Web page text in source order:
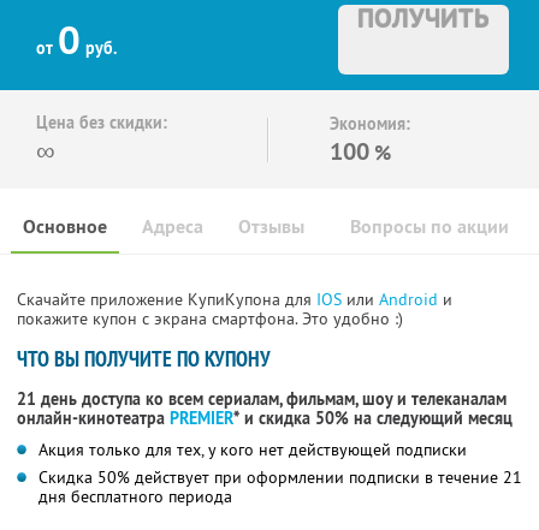
от 0 руб.
ПОЛУЧИТЬ
Цена без скидки:
∞
Экономия:
100 %
Основное Отзывы Вопросы по акции
Адреса
Скачайте приложение КупиКупона для IOS или Android и
покажите купон с экрана смартфона. Это удобно :)
ЧТО ВЫ ПОЛУЧИТЕ ПО КУПОНУ
21 день доступа ко всем сериалам, фильмам, шоу и телеканалам
онлайн-кинотеатра PREMIER* и скидка 50% на следующий месяц
Акция только для тех, у кого нет действующей подписки
Скидка 50% действует при оформлении подписки в течение 21
дня бесплатного периода